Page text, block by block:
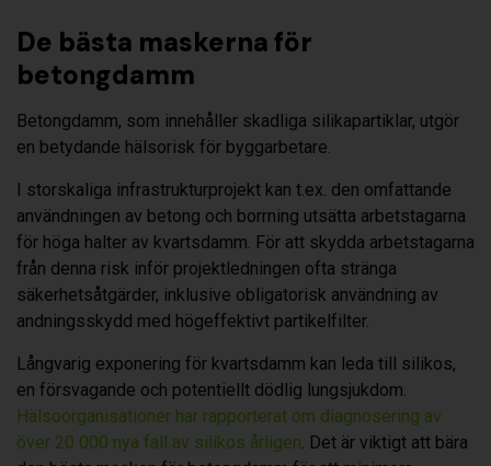
De bästa maskerna för
betongdamm
Betongdamm, som innehåller skadliga silikapartiklar, utgör
en betydande hälsorisk för byggarbetare.
I storskaliga infrastrukturprojekt kan t.ex. den omfattande
användningen av betong och borrning utsätta arbetstagarna
för höga halter av kvartsdamm. För att skydda arbetstagarna
från denna risk inför projektledningen ofta stränga
säkerhetsåtgärder, inklusive obligatorisk användning av
andningsskydd med högeffektivt partikelfilter.
Långvarig exponering för kvartsdamm kan leda till silikos,
en försvagande och potentiellt dödlig lungsjukdom.
Hälsoorganisationer har rapporterat om diagnosering av
över 20 000 nya fall av silikos årligen . Det är viktigt att bära